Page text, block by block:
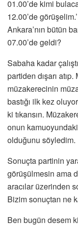
01.00’de kimi
12.00’de
Ankara’nın bütün
07.00’de geldi?
Sabaha kadar
partiden dışarı
müzakerecinin
bastığı ilk kez
ki tıkansın.
onun
olduğunu söyledim.
Sonuçta partinin
görüşülmesin ama
aracılar üzerinden
Bizim sonuçtan ne
Ben bugün desem